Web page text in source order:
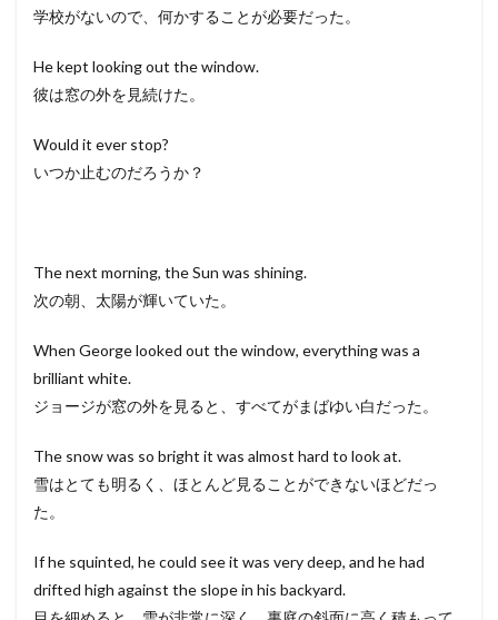
学校がないので、何かすることが必要だった。
He kept looking out the window.
彼は窓の外を見続けた。
Would it ever stop?
いつか止むのだろうか？
The next morning, the Sun was shining.
次の朝、太陽が輝いていた。
When George looked out the window, everything was a
brilliant white.
ジョージが窓の外を見ると、すべてがまばゆい白だった。
The snow was so bright it was almost hard to look at.
雪はとても明るく、ほとんど見ることができないほどだっ
た。
If he squinted, he could see it was very deep, and he had
drifted high against the slope in his backyard.